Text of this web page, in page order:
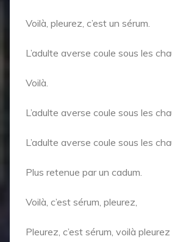
Voilà, pleurez, c’est un sérum.
L’adulte averse coule sous les
Voilà.
L’adulte averse coule sous les
L’adulte averse coule sous les
Plus retenue par un cadum.
Voilà, c’est sérum, pleurez,
Pleurez, c’est sérum, voilà pleurez